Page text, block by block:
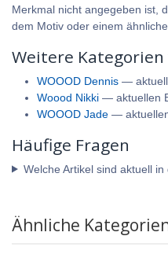
Merkmal nicht angegeben ist,
dem Motiv oder einem
Weitere
WOOOD Dennis —
Woood Nikki — aktuellen
WOOOD Jade —
Häufige Fragen
Welche Artikel sind aktuell
Ähnliche